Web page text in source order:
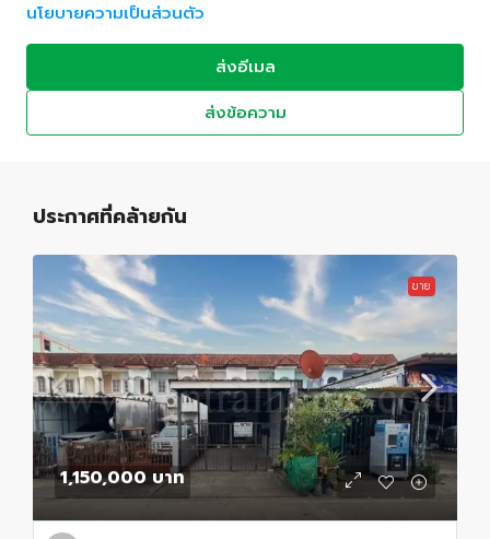
นโยบายความเป็นส่วนตัว
ส่งอีเมล
ส่งข้อความ
ประกาศที่คล้ายกัน
ขาย
1,150,000 บาท